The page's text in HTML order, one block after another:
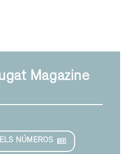
Magazine
NÚMEROS